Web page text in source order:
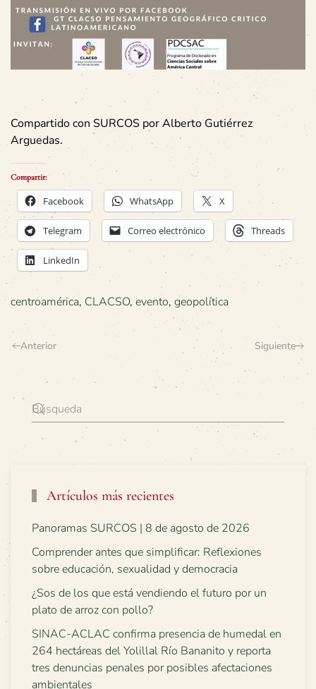
Compartido con SURCOS por Alberto Gutiérrez
Arguedas.
Compartir:
Facebook WhatsApp X
Telegram Correo electrónico Threads
LinkedIn
centroamérica, CLACSO, evento, geopolítica
Anterior Siguiente
Artículos más recientes
Panoramas SURCOS | 8 de agosto de 2026
Comprender antes que simplificar: Reflexiones
sobre educación, sexualidad y democracia
¿Sos de los que está vendiendo el futuro por un
plato de arroz con pollo?
SINAC-ACLAC confirma presencia de humedal en
264 hectáreas del Yolillal Río Bananito y reporta
tres denuncias penales por posibles afectaciones
ambientales